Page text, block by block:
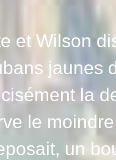
et Wilson
jaunes
la
le
un